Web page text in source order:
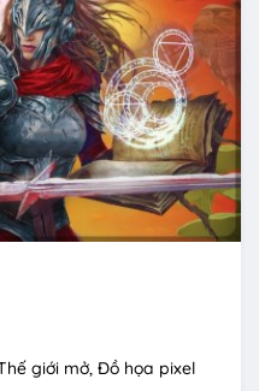
giới mở Đồ họa pixel